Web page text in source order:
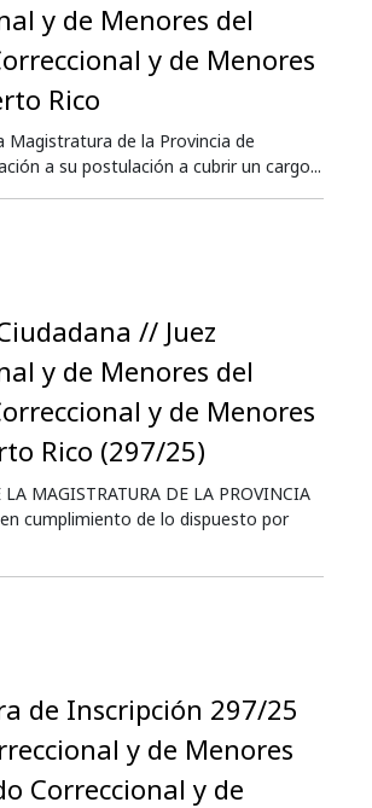
y de Menores del
y de Menores
Rico
Magistratura de la Provincia de
a su postulación a cubrir un cargo...
// Juez
y de Menores del
y de Menores
Rico (297/25)
LA MAGISTRATURA DE LA PROVINCIA
cumplimiento de lo dispuesto por
de Inscripción 297/25
y de Menores
Correccional y de